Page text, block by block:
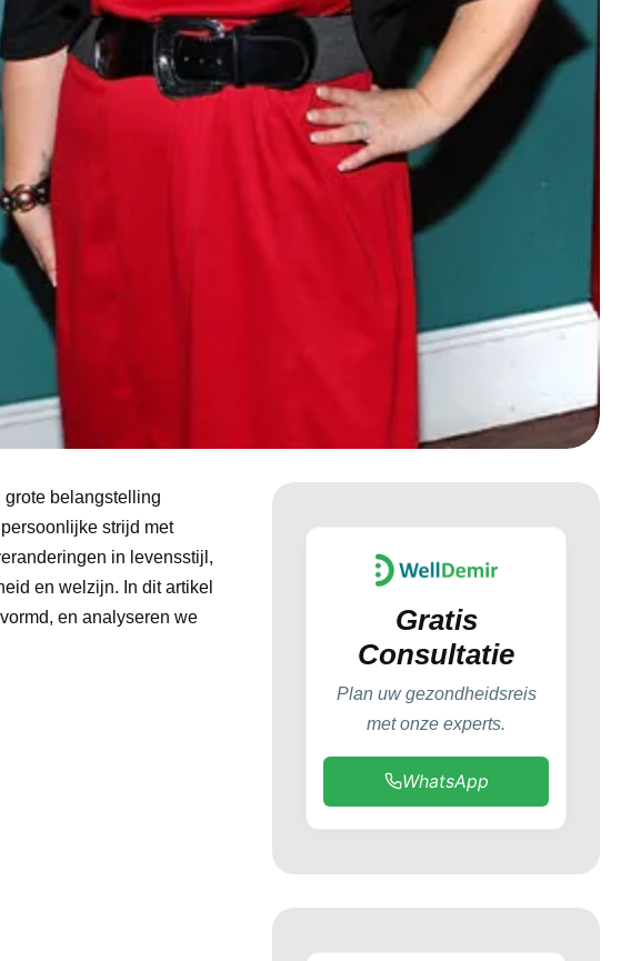
belangstelling
strijd met
in levensstijl,
en welzijn. In dit artikel
en analyseren we
Gratis
Consultatie
Plan uw gezondheidsreis
met onze experts.
WhatsApp